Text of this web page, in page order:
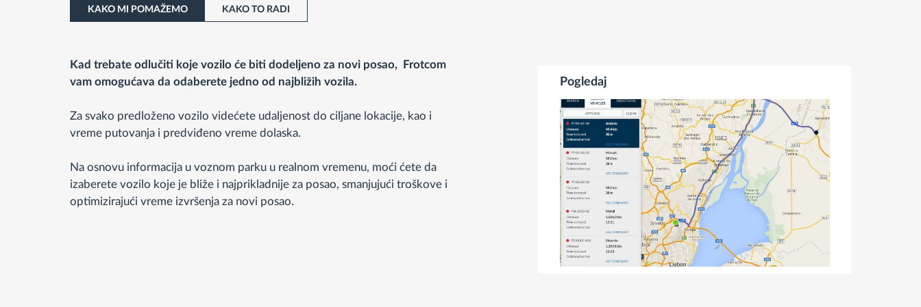
KAKO MI POMAŽEMO KAKO TO RADI
Kad trebate odlučiti koje vozilo će biti dodeljeno za novi posao, Frotcom
vam omogućava da odaberete jedno od najbližih vozila.
Za svako predloženo vozilo videćete udaljenost do ciljane lokacije, kao i
vreme putovanja i predviđeno vreme dolaska.
Na osnovu informacija u voznom parku u realnom vremenu, moći ćete da
izaberete vozilo koje je bliže i najprikladnije za posao, smanjujući troškove i
optimizirajući vreme izvršenja za novi posao.
Pogledaj